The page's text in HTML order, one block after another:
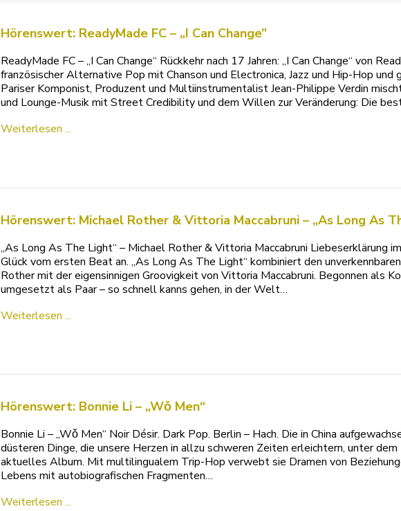
Hörenswert: ReadyMade FC – „I Can Change”
ReadyMade FC – „I Can Change“ Rückkehr nach 17 Jahren: „I Can Change“ von
französischer Alternative Pop mit Chanson und Electronica, Jazz und Hip-Hop
Pariser Komponist, Produzent und Multiinstrumentalist Jean-Philippe Verdin
und Lounge-Musik mit Street Credibility und dem Willen zur Veränderung: Die
Weiterlesen ...
Hörenswert: Michael Rother & Vittoria Maccabruni – „As Long As
„As Long As The Light“ – Michael Rother & Vittoria Maccabruni Liebeserklärung
Glück vom ersten Beat an. „As Long As The Light“ kombiniert den
Rother mit der eigensinnigen Groovigkeit von Vittoria Maccabruni. Begonnen als
umgesetzt als Paar – so schnell kanns gehen, in der Welt…
Weiterlesen ...
Hörenswert: Bonnie Li – „Wǒ Men“
Bonnie Li – „Wǒ Men“ Noir Désir. Dark Pop. Berlin – Hach. Die in China
düsteren Dinge, die unsere Herzen in allzu schweren Zeiten erleichtern, unter
aktuelles Album. Mit multilingualem Trip-Hop verwebt sie Dramen von
Lebens mit autobiografischen Fragmenten…
Weiterlesen ...